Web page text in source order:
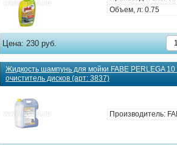
Объем, л: 0.75
Цена:230 руб.
Жидкость шампунь для мойки FABE PERLEGA 10
очиститель дисков (арт: 3837)
Производитель: